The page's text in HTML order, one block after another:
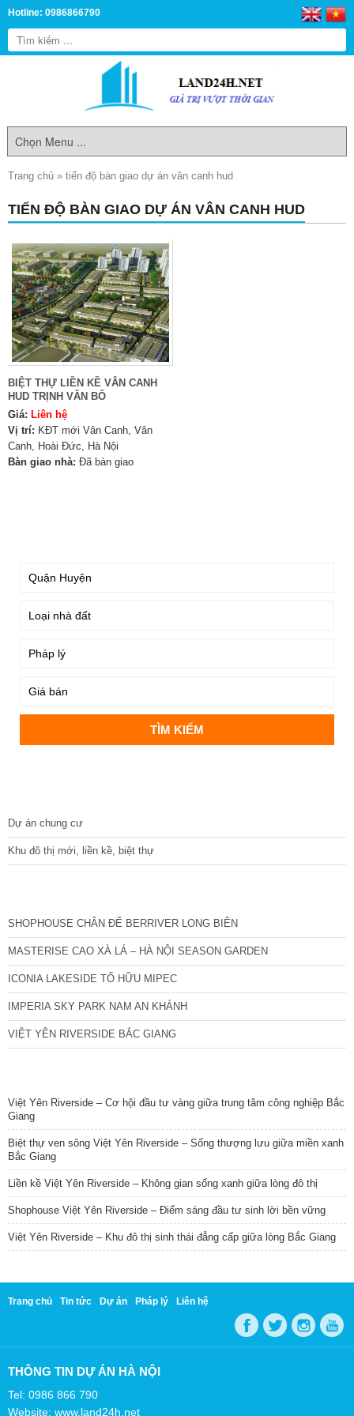
Hotline: 0986866790
Trang chủ » tiến độ bàn giao dự án vân canh hud
TIẾN ĐỘ BÀN GIAO DỰ ÁN VÂN CANH HUD
BIỆT THỰ LIỀN KỀ VÂN CANH
HUD TRỊNH VĂN BÔ
Giá: Liên hệ
Vị trí: KĐT mới Vân Canh, Vân
Canh, Hoài Đức, Hà Nội
Bàn giao nhà: Đã bàn giao
Dự án chung cư
Khu đô thị mới, liền kề, biệt thự
SHOPHOUSE CHÂN ĐẾ BERRIVER LONG BIÊN
MASTERISE CAO XÀ LÁ – HÀ NỘI SEASON GARDEN
ICONIA LAKESIDE TỐ HỮU MIPEC
IMPERIA SKY PARK NAM AN KHÁNH
VIỆT YÊN RIVERSIDE BẮC GIANG
Việt Yên Riverside – Cơ hội đầu tư vàng giữa trung tâm công nghiệp Bắc
Giang
Biệt thự ven sông Việt Yên Riverside – Sống thượng lưu giữa miền xanh
Bắc Giang
Liền kề Việt Yên Riverside – Không gian sống xanh giữa lòng đô thị
Shophouse Việt Yên Riverside – Điểm sáng đầu tư sinh lời bền vững
Việt Yên Riverside – Khu đô thị sinh thái đẳng cấp giữa lòng Bắc Giang
Trang chủ Tin tức Dự án Pháp lý Liên hệ
THÔNG TIN DỰ ÁN HÀ NỘI
Tel: 0986 866 790
Website: www.land24h.net